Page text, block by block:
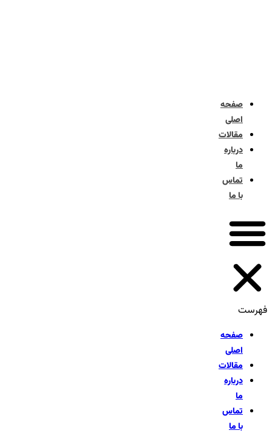
صفحه
اصلی
مقالات
درباره
ما
تماس
با ما
فهرست
صفحه
اصلی
مقالات
درباره
ما
تماس
با ما